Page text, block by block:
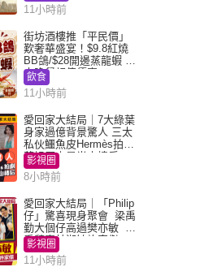
11小時前
街坊酒樓推「平民價」
歎奢華盛宴！$9.8紅燒
BB鴿/$28開邊蒸龍蝦 3
大晚餐超值優惠
飲食
11小時前
愛回家大結局｜7大綠葉
身家過億背景驚人 三太
私伙鱷魚皮Hermès拍劇
蘇姐原來是半山樓后
影視圈
8小時前
愛回家大結局｜「Philip
仔」驚喜現身聚會 梁禹
勤大個仔高過樊亦敏 超
乖黐實林淑敏許家傑
影視圈
11小時前